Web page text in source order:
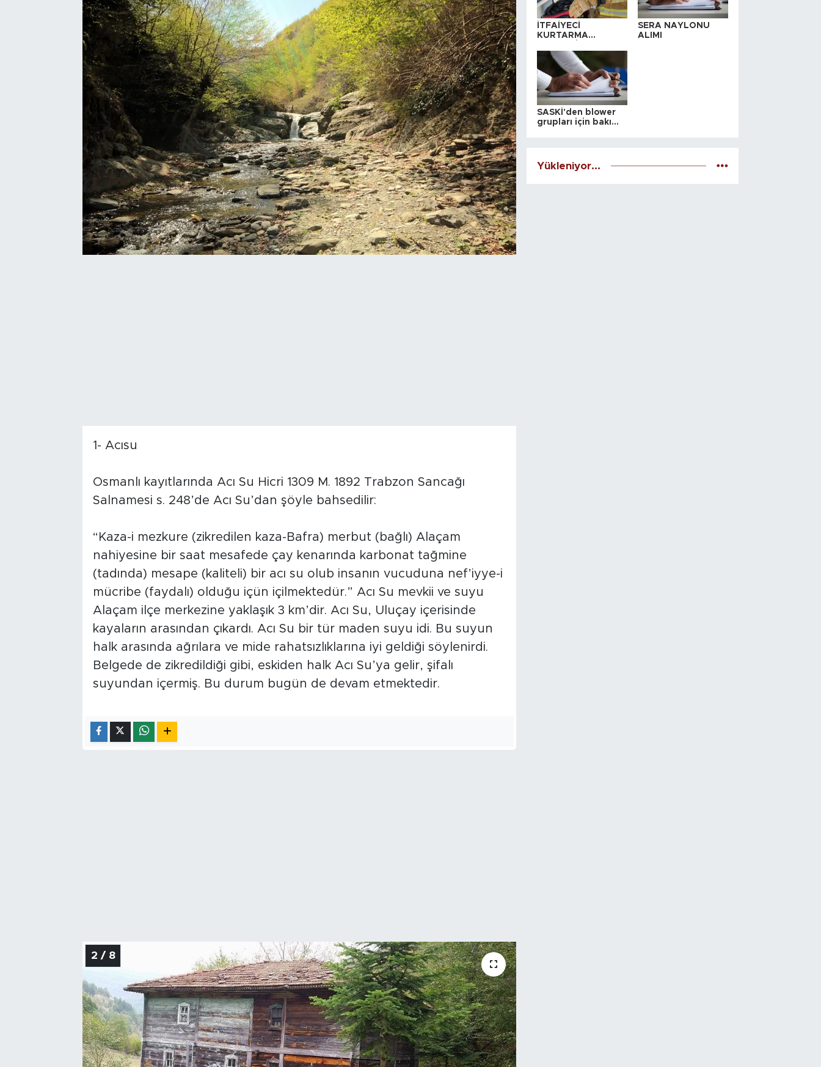
1- Acısu
Osmanlı kayıtlarında Acı Su Hicri 1309 M. 1892 Trabzon Sancağı
Salnamesi s. 248’de Acı Su’dan şöyle bahsedilir:
“Kaza-i mezkure (zikredilen kaza-Bafra) merbut (bağlı) Alaçam
nahiyesine bir saat mesafede çay kenarında karbonat tağmine
(tadında) mesape (kaliteli) bir acı su olub insanın vucuduna nef’iyye-i
mücribe (faydalı) olduğu içün içilmektedür.” Acı Su mevkii ve suyu
Alaçam ilçe merkezine yaklaşık 3 km’dir. Acı Su, Uluçay içerisinde
kayaların arasından çıkardı. Acı Su bir tür maden suyu idi. Bu suyun
halk arasında ağrılara ve mide rahatsızlıklarına iyi geldiği söylenirdi.
Belgede de zikredildiği gibi, eskiden halk Acı Su’ya gelir, şifalı
suyundan içermiş. Bu durum bugün de devam etmektedir.
2 / 8
İTFAİYECİ
KURTARMA
ALINACAKTIR
SERA NAYLONU
ALIMI
SASKİ'den blower
grupları için bakım
Yükleniyor...